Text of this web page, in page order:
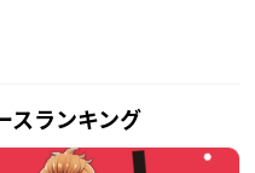
スランキング